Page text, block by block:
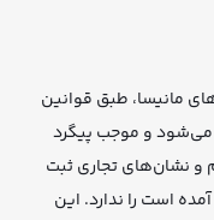
مانیسا، طبق قوانین
می‌شود و موجب پیگرد
و نشان‌های تجاری ثبت
است را ندارد. این